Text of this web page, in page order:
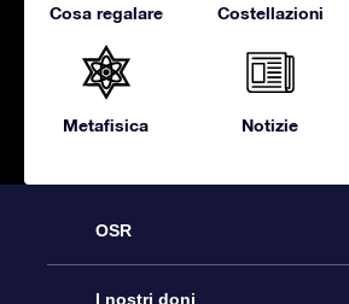
Cosa regalare Costellazioni
Metafisica Notizie
OSR
Assistenza
I nostri doni